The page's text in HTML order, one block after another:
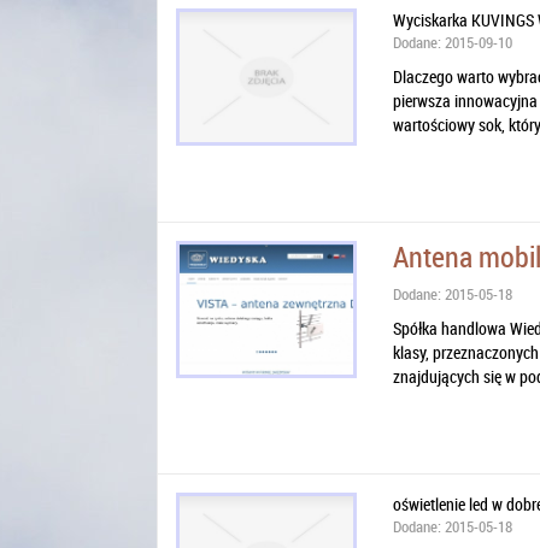
Wyciskarka
Dodane: 2015-09-10
Dlaczego warto
pierwsza
wartościowy sok,
Antena
Dodane: 2015-05-18
Spółka handlowa
klasy,
znajdujących się w
oświetlenie led w
Dodane: 2015-05-18